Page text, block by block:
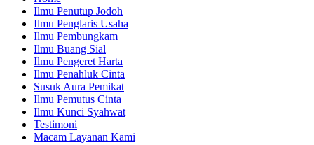
Ilmu Penutup Jodoh
Ilmu Penglaris Usaha
Ilmu Pembungkam
Ilmu Buang Sial
Ilmu Pengeret Harta
Ilmu Penahluk Cinta
Susuk Aura Pemikat
Ilmu Pemutus Cinta
Ilmu Kunci Syahwat
Testimoni
Macam Layanan Kami